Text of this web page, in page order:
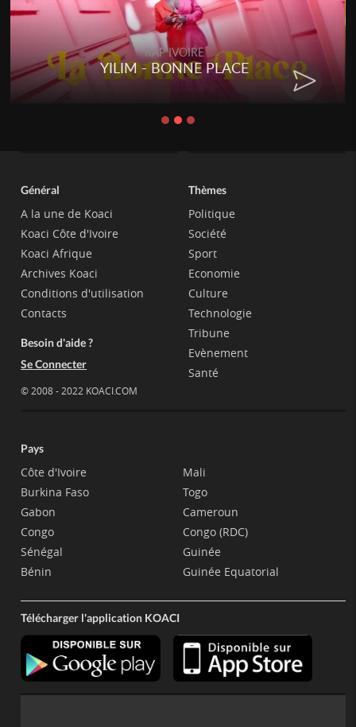
RAP IVOIRE
RENARD BARAKISSA -
CHAT
Général
A la une de Koaci
Koaci Côte d'Ivoire
Koaci Afrique
Archives Koaci
Conditions d'utilisation
Contacts
Besoin d'aide ?
Se Connecter
© 2008 - 2022 KOACI.COM
Thèmes
Politique
Société
Sport
Economie
Culture
Technologie
Tribune
Evènement
Santé
Pays
Côte d'Ivoire
Burkina Faso
Gabon
Congo
Sénégal
Bénin
Mali
Togo
Cameroun
Congo (RDC)
Guinée
Guinée Equatorial
Télécharger l'application KOACI